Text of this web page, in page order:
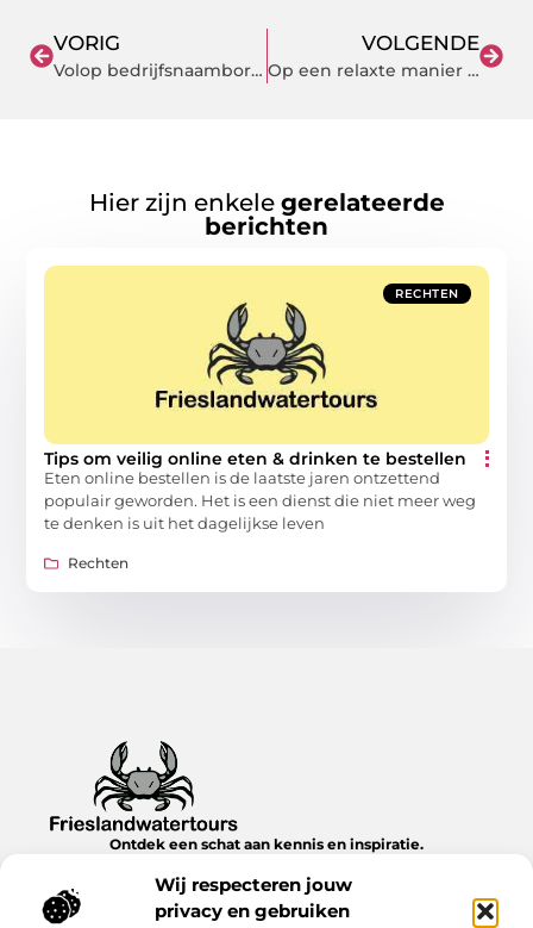
Wij respecteren jouw
privacy en gebruiken
VORIG
Volop bedrijfsnaamborden en cottage naamplaten bij Naambordkopen.nl
VOLGENDE
Op een relaxte manier thuis sporten, dat kan met EMS fitness!
Hier zijn enkele gerelateerde
berichten
RECHTEN
Tips om veilig online eten & drinken te bestellen
Eten online bestellen is de laatste jaren ontzettend
populair geworden. Het is een dienst die niet meer weg
te denken is uit het dagelijkse leven
Rechten
Ontdek een schat aan kennis en inspiratie.
nieuwe inzichten en ideeën.